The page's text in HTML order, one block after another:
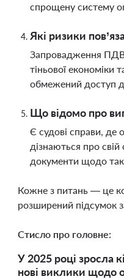
спрощену систему
Які ризики
Запровадження ПДВ
тіньової
обмежений доступ
Що відомо про
Є судові справи, де
дізнаються про
документи щодо
Кожне з питань — це
розширений підсумок
Стисло про головне:
У 2025 році зросла
нові виклики щодо